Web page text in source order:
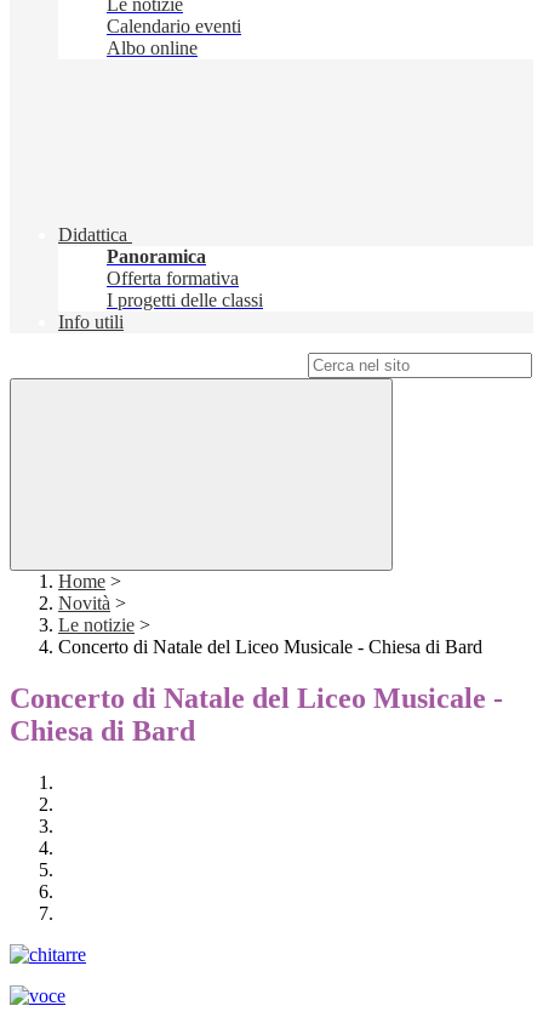
Le notizie
Calendario eventi
Albo online
Didattica
Panoramica
Offerta formativa
I progetti delle classi
Info utili
Home >
Novità >
Le notizie >
Concerto di Natale del Liceo Musicale - Chiesa di Bard
Concerto di Natale del Liceo Musicale -
Chiesa di Bard